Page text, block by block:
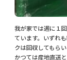
我が家では週に１
ています。いずれ
クは回収してもら
かつては産地直送